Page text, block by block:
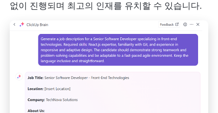
없이 진행되며 최고의 인재를 유치할 수 있습니다.